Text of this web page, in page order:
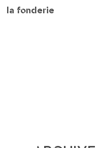
la fonderie